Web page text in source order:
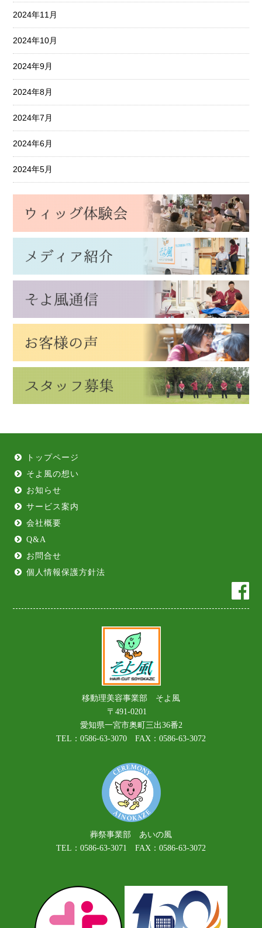
2024年11月
2024年10月
2024年9月
2024年8月
2024年7月
2024年6月
2024年5月
トップページ
そよ風の想い
お知らせ
サービス案内
会社概要
Q&A
お問合せ
個人情報保護方針法
移動理美容事業部 そよ風
〒491-0201
愛知県一宮市奥町三出36番2
TEL：0586-63-3070 FAX：0586-63-3072
葬祭事業部 あいの風
TEL：0586-63-3071 FAX：0586-63-3072